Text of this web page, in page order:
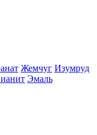
Жемчуг Изумруд
Эмаль